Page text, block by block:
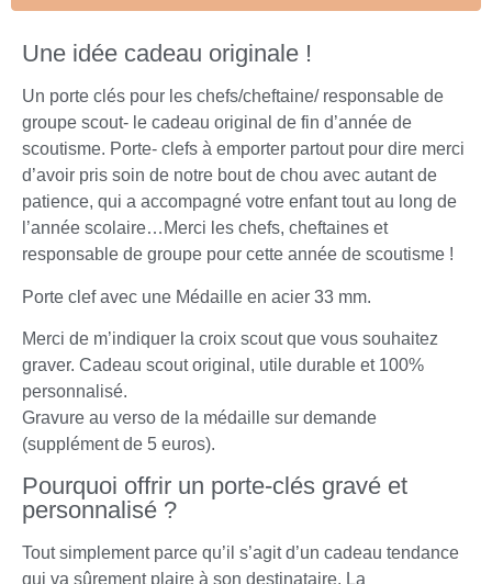
Une idée cadeau originale !
Un porte clés pour les chefs/cheftaine/ responsable de
groupe scout- le cadeau original de fin d’année de
scoutisme. Porte- clefs à emporter partout pour dire merci
d’avoir pris soin de notre bout de chou avec autant de
patience, qui a accompagné votre enfant tout au long de
l’année scolaire…Merci les chefs, cheftaines et
responsable de groupe pour cette année de scoutisme !
Porte clef avec une Médaille en acier 33 mm.
Merci de m’indiquer la croix scout que vous souhaitez
graver. Cadeau scout original, utile durable et 100%
personnalisé.
Gravure au verso de la médaille sur demande
(supplément de 5 euros).
Pourquoi offrir un porte-clés gravé et
personnalisé ?
Tout simplement parce qu’il s’agit d’un cadeau tendance
qui va sûrement plaire à son destinataire. La